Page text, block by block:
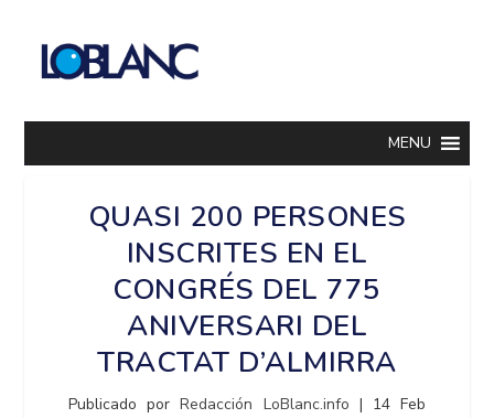
MENU
QUASI 200 PERSONES
INSCRITES EN EL
CONGRÉS DEL 775
ANIVERSARI DEL
TRACTAT D’ALMIRRA
Publicado porRedacción LoBlanc.info | 14 Feb